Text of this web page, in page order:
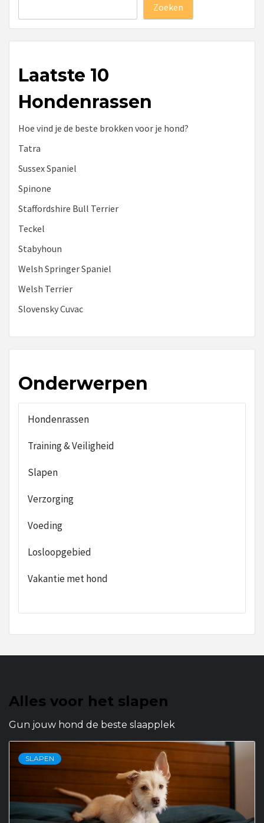
Zoeken
Laatste 10
Hondenrassen
Hoe vind je de beste brokken voor je hond?
Tatra
Sussex Spaniel
Spinone
Staffordshire Bull Terrier
Teckel
Stabyhoun
Welsh Springer Spaniel
Welsh Terrier
Slovensky Cuvac
Onderwerpen
Hondenrassen
Training & Veiligheid
Slapen
Verzorging
Voeding
Losloopgebied
Vakantie met hond
Alles voor het slapen
Gun jouw hond de beste slaapplek
SLAPEN